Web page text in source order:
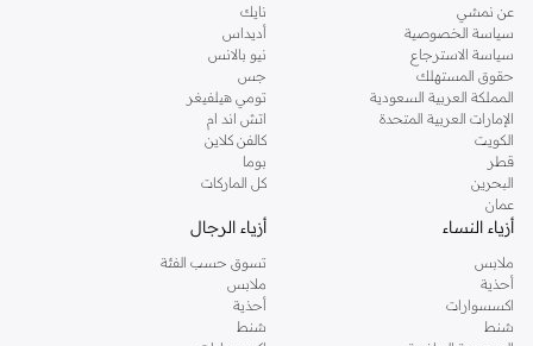
اليه.
تسوقي دوروثي بيركنز اون لاين مسقط
تسوقي دوروثي بيركنز اون لاين من نمشي واستمتعي باكثر من الف ستايل من مجموعة
دوروثي بيركنز الشهيرة. تصفحي المجموعة كاملة في متجر دوروثي بيركنز اون لاين او
استخدمي القائمة لتحديد تجربة تسوق دوروثي بيركنز اون لاين. خدمة التوصيل السريعة
والدعم الاستثنائي يضمن لك تجربة تسوق ممتعة دائما مع نمشي.
عن نمشي
سياسة الخصوصية
سياسة الاسترجاع
حقوق المستهلك
المملكة العربية السعودية
الإمارات العربية المتحدة
الكويت
قطر
البحرين
عمان
نايك
أديداس
نيو بالانس
جس
تومي هيلفيغر
اتش اند ام
كالفن كلاين
بوما
كل الماركات
أزياء النساء
ملابس
أحذية
اكسسوارات
شنط
أزياء الرجال
تسوق حسب الفئة
ملابس
أحذية
شنط